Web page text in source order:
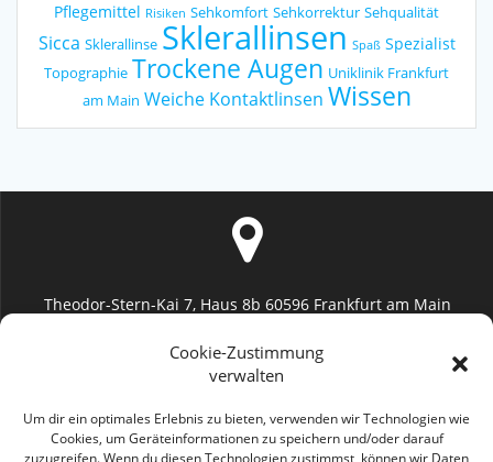
Cookie-Zustimmung
verwalten
Um dir ein optimales Erlebnis zu bieten, verwenden wir Technologien wie
Cookies, um Geräteinformationen zu speichern und/oder darauf
zuzugreifen. Wenn du diesen Technologien zustimmst, können wir Daten
Pflegemittel Risiken Sehkomfort Sehkorrektur Sehqualität
Sicca Sklerallinse Sklerallinsen Spaß Spezialist
Topographie Trockene Augen Uniklinik Frankfurt
am Main Weiche Kontaktlinsen Wissen
Theodor-Stern-Kai 7, Haus 8b 60596 Frankfurt am Main